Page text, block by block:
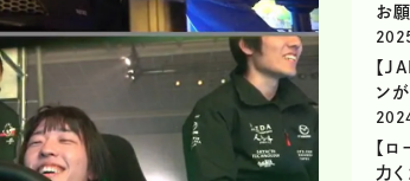
お
【
ン
【
力く